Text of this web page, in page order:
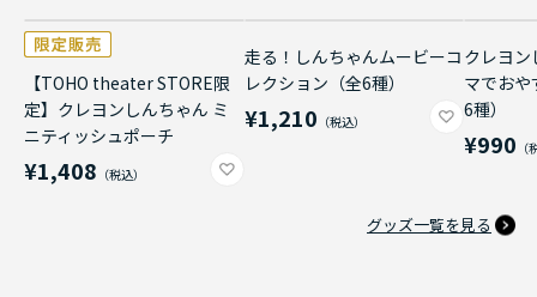
【TOHO theater STORE限
定】クレヨンしんちゃん ミ
ニティッシュポーチ
¥1,408
走る！しんちゃんムービーコ
レクション（全6種）
¥1,210
クレヨ
マでお
6種）
¥990
グッズ一覧を見る